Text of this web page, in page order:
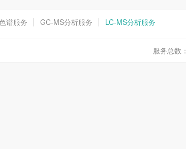
谱服务 GC-MS分析服务
LC-MS分析服务
服务总数